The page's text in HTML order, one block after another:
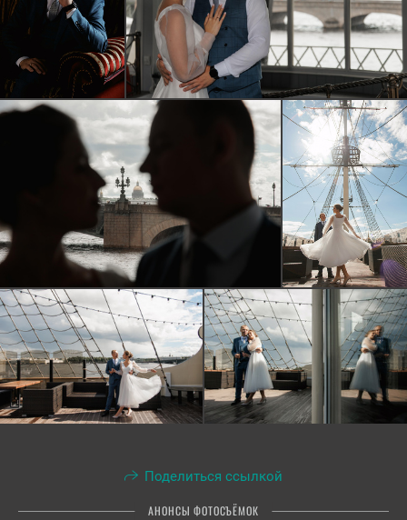
Поделиться ссылкой
АНОНСЫ ФОТОСЪЁМОК